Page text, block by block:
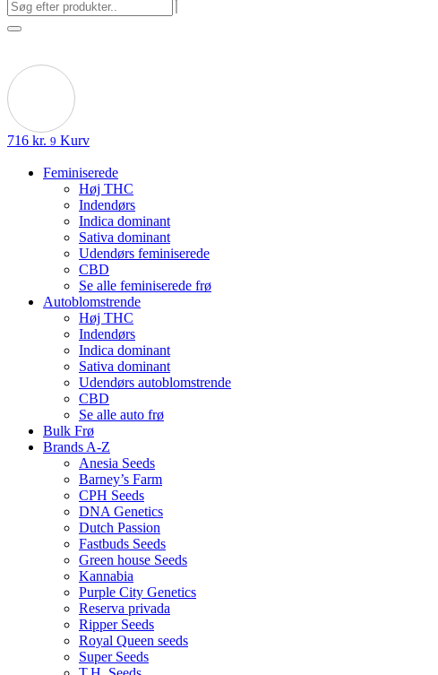
716 kr. 9 Kurv
Feminiserede
Høj THC
Indendørs
Indica dominant
Sativa dominant
Udendørs feminiserede
CBD
Se alle feminiserede frø
Autoblomstrende
Høj THC
Indendørs
Indica dominant
Sativa dominant
Udendørs autoblomstrende
CBD
Se alle auto frø
Bulk Frø
Brands A-Z
Anesia Seeds
Barney’s Farm
CPH Seeds
DNA Genetics
Dutch Passion
Fastbuds Seeds
Green house Seeds
Kannabia
Purple City Genetics
Reserva privada
Ripper Seeds
Royal Queen seeds
Super Seeds